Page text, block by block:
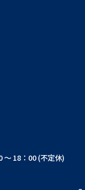
18：00 (不定休)